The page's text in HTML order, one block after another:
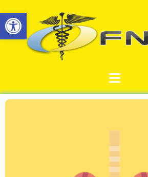
Ouvrir la barre d’outils